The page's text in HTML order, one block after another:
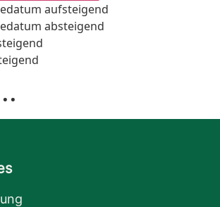
aufsteigend
absteigend